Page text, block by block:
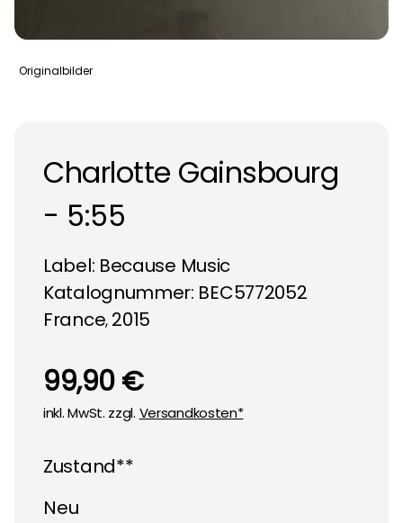
Originalbilder
Charlotte Gainsbourg
- 5:55
Label: Because Music
Katalognummer: BEC5772052
France, 2015
99,90 €
inkl. MwSt. zzgl. Versandkosten*
Zustand**
Neu